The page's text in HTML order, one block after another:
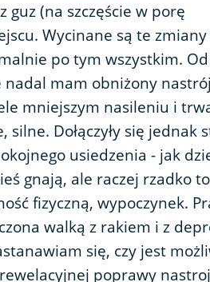
(na szczęście w porę
Wycinane są te zmiany
po tym wszystkim.
nadal mam obniżony
mniejszym nasileniu i
Dołączyły się jednak
usiedzenia - jak
gnają, ale raczej rzadko
fizyczną, wypoczynek.
walką z rakiem i z
się, czy jest
poprawy